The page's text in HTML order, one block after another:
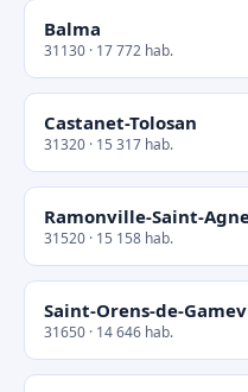
Balma
31130 · 17 772 hab.
Castanet-Tolosan
31320 · 15 317 hab.
Ramonville-Saint-
31520 · 15 158 hab.
Saint-Orens-de-
31650 · 14 646 hab.